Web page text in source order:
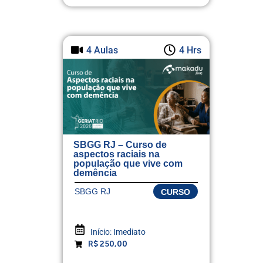
4 Aulas 4 Hrs
SBGG RJ – Curso de
aspectos raciais na
população que vive com
demência
SBGG RJ CURSO
Início: Imediato
R$ 250,00